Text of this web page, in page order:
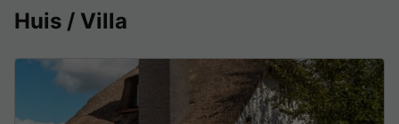
Huis / Villa